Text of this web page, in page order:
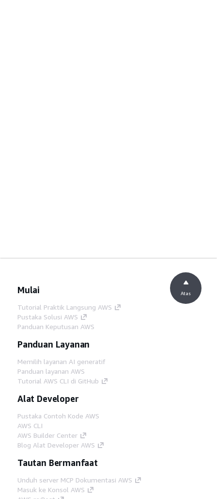
Mulai
Tutorial Praktik Langsung AWS
Pustaka Solusi AWS
Panduan Keputusan AWS
Panduan Layanan
Memilih layanan AI generatif
Panduan layanan AWS
Tutorial AWS CLI di GitHub
Alat Developer
Pustaka Contoh Kode AWS
AWS CLI
AWS Builder Center
Blog Alat Developer AWS
Tautan Bermanfaat
Unduh server MCP Dokumentasi AWS
Masuk ke Konsol AWS
Atas